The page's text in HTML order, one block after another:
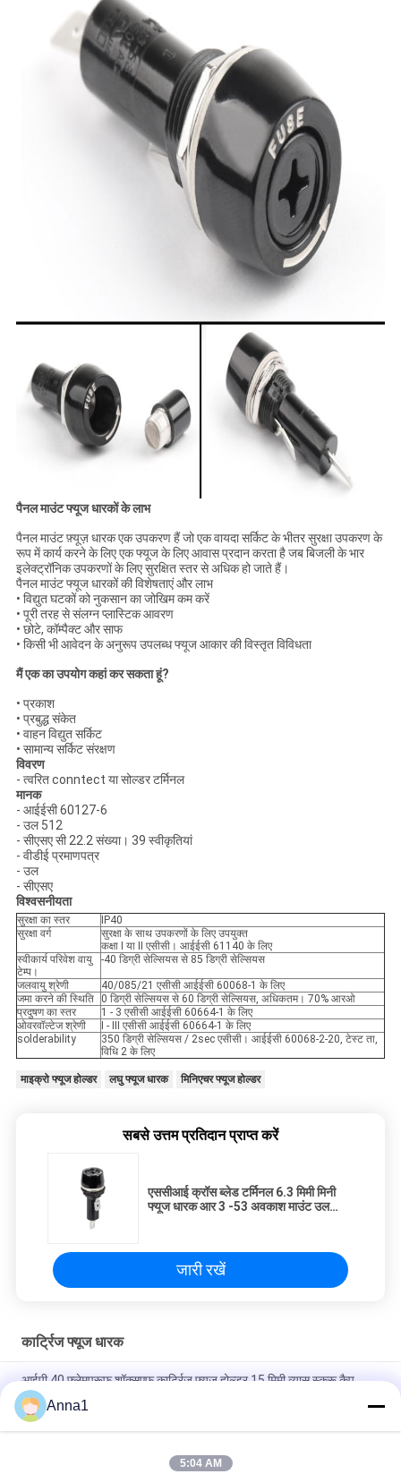
पैनल माउंट फ्यूज धारकों के लाभ
पैनल माउंट फ़्यूज़ धारक एक उपकरण हैं जो एक वायदा सर्किट के भीतर सुरक्षा उपकरण के
रूप में कार्य करने के लिए एक फ्यूज के लिए आवास प्रदान करता है जब बिजली के भार
इलेक्ट्रॉनिक उपकरणों के लिए सुरक्षित स्तर से अधिक हो जाते हैं।
पैनल माउंट फ्यूज धारकों की विशेषताएं और लाभ
• विद्युत घटकों को नुकसान का जोखिम कम करें
• पूरी तरह से संलग्न प्लास्टिक आवरण
• छोटे, कॉम्पैक्ट और साफ
• किसी भी आवेदन के अनुरूप उपलब्ध फ्यूज आकार की विस्तृत विविधता
मैं एक का उपयोग कहां कर सकता हूं?
• प्रकाश
• प्रबुद्ध संकेत
• वाहन विद्युत सर्किट
• सामान्य सर्किट संरक्षण
विवरण
- त्वरित conntect या सोल्डर टर्मिनल
मानक
- आईईसी 60127-6
- उल 512
- सीएसए सी 22.2 संख्या। 39 स्वीकृतियां
- वीडीई प्रमाणपत्र
- उल
- सीएसए
विश्वसनीयता
सुरक्षा का स्तर
IP40
सुरक्षा वर्ग
सुरक्षा के साथ उपकरणों के लिए उपयुक्त
कक्षा I या II एसीसी। आईईसी 61140 के लिए
स्वीकार्य परिवेश वायु
टेम्प।
-40 डिग्री सेल्सियस से 85 डिग्री सेल्सियस
जलवायु श्रेणी
40/085/21 एसीसी आईईसी 60068-1 के लिए
जमा करने की स्थिति
0 डिग्री सेल्सियस से 60 डिग्री सेल्सियस, अधिकतम। 70% आरओ
प्रदुषण का स्तर
1 - 3 एसीसी आईईसी 60664-1 के लिए
ओवरवॉल्टेज श्रेणी
I - III एसीसी आईईसी 60664-1 के लिए
solderability
350 डिग्री सेल्सियस / 2sec एसीसी। आईईसी 60068-2-20, टेस्ट ता,
विधि 2 के लिए
माइक्रो फ्यूज होल्डर लघु फ्यूज धारक मिनिएचर फ्यूज होल्डर
सबसे उत्तम प्रतिदान प्राप्त करें
एससीआई क्रॉस ब्लेड टर्मिनल 6.3 मिमी मिनी
फ्यूज धारक आर 3 -53 अवकाश माउंट उल
जारी रखें
कार्ट्रिज फ्यूज धारक
आईपी ​​40 फ्लेमप्रूफ शॉक्सएफ़ कार्ट्रिज फ्यूज होल्डर 15 मिमी व्यास स्क्रू कैप
5.2320 मिमी लघु ग्लास फ्यूज के लिए आर 3-12 ब्लैक प्लास्टिक डिवाइस कार्ट्रिज
फ्यूज धारक
Bayonet कैप 5x20mm फ्यूज धारक पैनल माउंट पीबीटी टर्मिनल पीतल निकल
Anna1
5:04 AM